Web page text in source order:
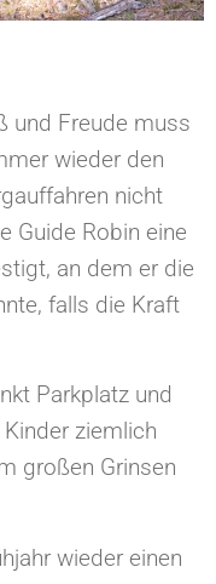
und Freude muss
wieder den
nicht
Guide Robin eine
an dem er die
falls die Kraft
Parkplatz und
ziemlich
großen Grinsen
wieder einen